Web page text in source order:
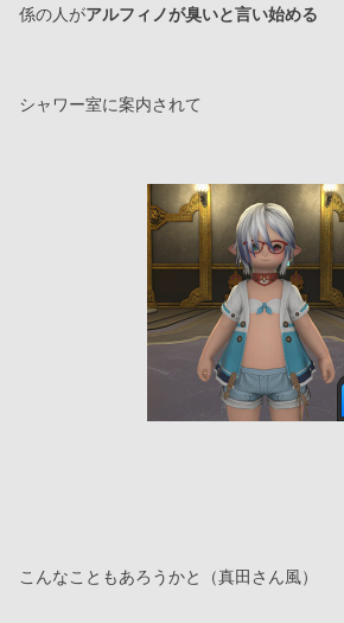
係の人がアルフィノが臭いと言い始める
シャワー室に案内されて
こんなこともあろうかと（真田さん風）